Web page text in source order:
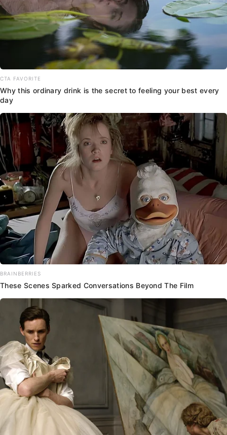
CTA FAVORITE
Why this ordinary drink is the secret to feeling your best every
day
BRAINBERRIES
These Scenes Sparked Conversations Beyond The Film